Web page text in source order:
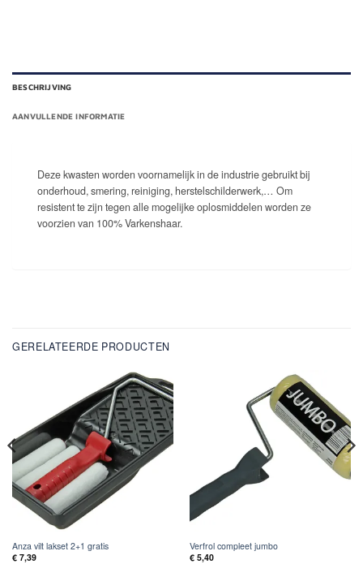
BESCHRIJVING
AANVULLENDE INFORMATIE
Deze kwasten worden voornamelijk in de industrie gebruikt bij
onderhoud, smering, reiniging, herstelschilderwerk,… Om
resistent te zijn tegen alle mogelijke oplosmiddelen worden ze
voorzien van 100% Varkenshaar.
GERELATEERDE PRODUCTEN
Anza vilt lakset 2+1 gratis
€7,39
Verfrol compleet jumbo
€5,40